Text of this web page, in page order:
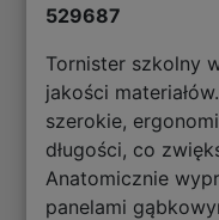
529687
Tornister szkolny
jakości
szerokie,
długości, co
Anatomicznie
panelami